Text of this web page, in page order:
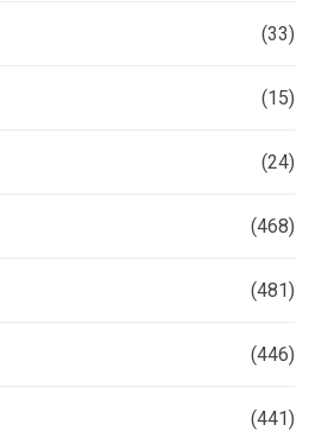
(33)
(15)
(24)
(468)
(481)
(446)
(441)